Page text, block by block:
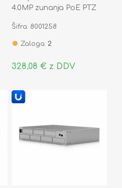
4.0MP zunanja PoE PTZ
Šifra: 8001258
Zaloga: 2
328,08 € z DDV